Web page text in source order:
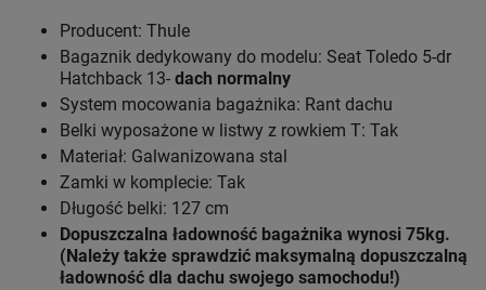
Producent: Thule
Bagaznik dedykowany do modelu: Seat Toledo 5-dr
Hatchback 13- dach normalny
System mocowania bagażnika: Rant dachu
Belki wyposażone w listwy z rowkiem T: Tak
Materiał: Galwanizowana stal
Zamki w komplecie: Tak
Długość belki: 127 cm
Dopuszczalna ładowność bagażnika wynosi 75kg.
(Należy także sprawdzić maksymalną dopuszczalną
ładowność dla dachu swojego samochodu!)